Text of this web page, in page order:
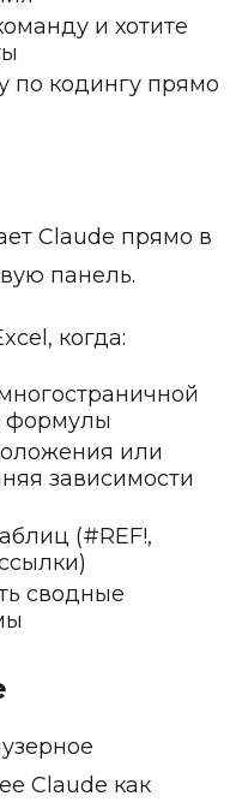
и хотите
по кодингу прямо
Claude прямо в
панель.
когда:
формулы
или
зависимости
(#REF!,
сводные
Claude как